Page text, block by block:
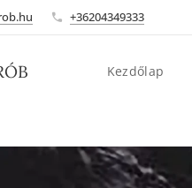
+36204349333
Kezdőlap